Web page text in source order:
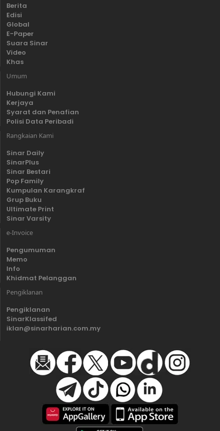
Berita
Edisi
Global
E-Paper
Suara Sinar
Video
Khas
Umum
Hubungi Kami
Kerjaya
Syarat dan Penafian
Polisi Data Peribadi
Rangkaian Kami
Sinar Daily
SinarPlus
Sinar Bestari
Pop Family
Kumpulan Karangkraf
Grup Buku
Ultimate Print
Sinar Varsity
e-Invoice
Pengumuman
Memo
Info
Khidmat Pelanggan
Pengiklanan
Pengiklanan
SinarKlassifed
iklan@sinarharian.com.my